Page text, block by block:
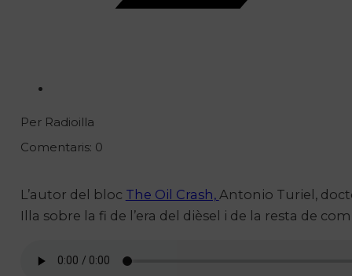
Per Radioilla
Comentaris: 0
L’autor del bloc The Oil Crash, Antonio Turiel,
Illa sobre la fi de l’era del dièsel i de la resta de